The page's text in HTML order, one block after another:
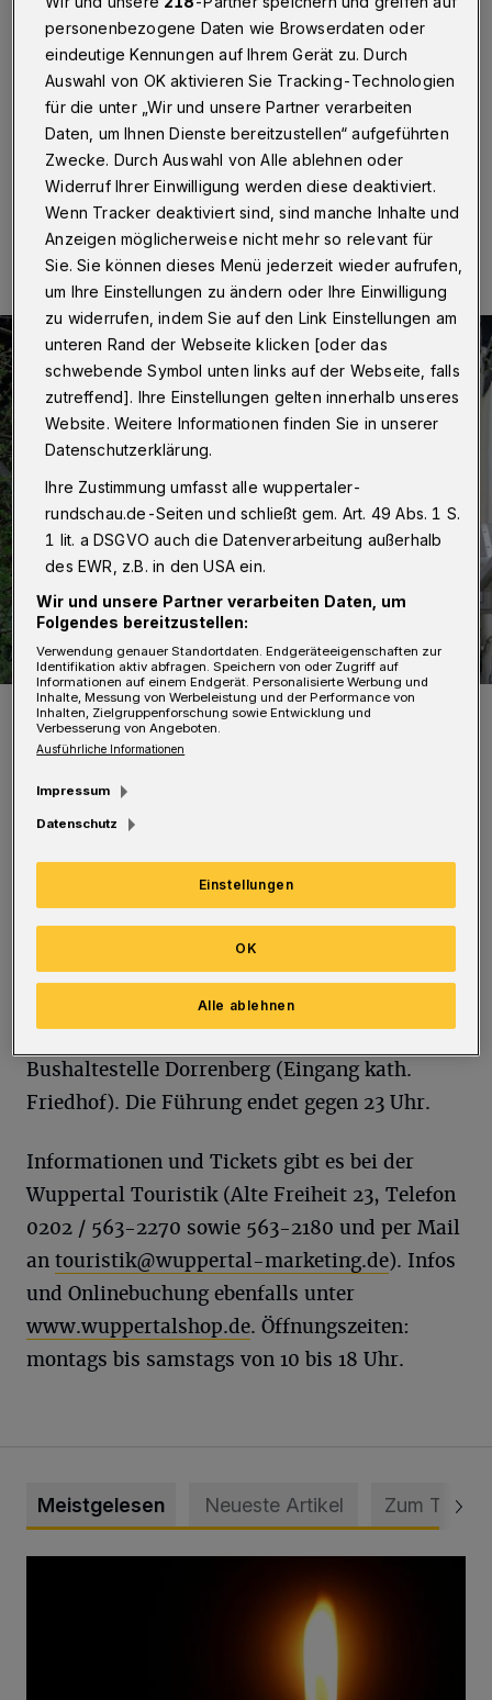
Wuppertal· Urige Kneipen, historische Keller,
Traditionshäuser, vielleicht sogar ein Live-Konzert –
darum geht es bei einer Stadtführung am Freitag (3. Mai
2024) durch die Elberfelder Nordstadt.
30.04.2024 , 11:30 Uhr Eine Minute Lesezeit
Schriftzug des geschlossenen „Wirtschaftswunder“.
Foto: Rundschau
Gästen Szenekneipen und ungewöhnliche
Gaststätten auf, in denen neben einem guten
Tropfen und einem kühlen Bier auch
Geschichten und Anekdoten auf der Karte
stehen. Treffpunkt ist um 19 Uhr an der
Bushaltestelle Dorrenberg (Eingang kath.
Friedhof). Die Führung endet gegen 23 Uhr.
Informationen und Tickets gibt es bei der
Wuppertal Touristik (Alte Freiheit 23, Telefon
0202 / 563-2270 sowie 563-2180 und per Mail
an touristik@wuppertal-marketing.de). Infos
und Onlinebuchung ebenfalls unter
www.wuppertalshop.de. Öffnungszeiten:
montags bis samstags von 10 bis 18 Uhr.
Meistgelesen Neueste Artikel Zum Thema
personenbezogene Daten wie Browserdaten oder
eindeutige Kennungen auf Ihrem Gerät zu. Durch
Auswahl von OK aktivieren Sie Tracking-Technologien
für die unter „Wir und unsere Partner verarbeiten
Daten, um Ihnen Dienste bereitzustellen“ aufgeführten
Zwecke. Durch Auswahl von Alle ablehnen oder
Widerruf Ihrer Einwilligung werden diese deaktiviert.
Wenn Tracker deaktiviert sind, sind manche Inhalte und
Anzeigen möglicherweise nicht mehr so relevant für
Sie. Sie können dieses Menü jederzeit wieder aufrufen,
um Ihre Einstellungen zu ändern oder Ihre Einwilligung
zu widerrufen, indem Sie auf den Link Einstellungen am
unteren Rand der Webseite klicken [oder das
schwebende Symbol unten links auf der Webseite, falls
zutreffend]. Ihre Einstellungen gelten innerhalb unseres
Website. Weitere Informationen finden Sie in unserer
Datenschutzerklärung.
Ihre Zustimmung umfasst alle wuppertaler-
rundschau.de-Seiten und schließt gem. Art. 49 Abs. 1 S.
1 lit. a DSGVO auch die Datenverarbeitung außerhalb
des EWR, z.B. in den USA ein.
Wir und unsere Partner verarbeiten Daten, um
Folgendes bereitzustellen:
Verwendung genauer Standortdaten. Endgeräteeigenschaften zur
Identifikation aktiv abfragen. Speichern von oder Zugriff auf
Informationen auf einem Endgerät. Personalisierte Werbung und
Inhalte, Messung von Werbeleistung und der Performance von
Inhalten, Zielgruppenforschung sowie Entwicklung und
Verbesserung von Angeboten.
Ausführliche Informationen
Impressum
Datenschutz
Einstellungen
Alle ablehnen
OK